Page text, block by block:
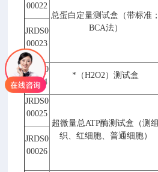
00022
总蛋白定量测试盒（带标准；
BCA法）
JRDS0
00023
JRDS0
00024
*（H2O2）测试盒
JRDS0
00025
超微量总ATP酶测试盒（测组
织、红细胞、普通细胞）
JRDS0
00026